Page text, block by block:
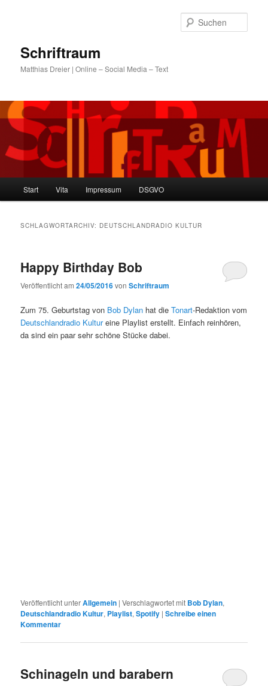
Schriftraum
Matthias Dreier | Online – Social Media – Text
Start Vita Impressum DSGVO
SCHLAGWORTARCHIV: DEUTSCHLANDRADIO KULTUR
Happy Birthday Bob
Veröffentlicht am24/05/2016vonSchriftraum
Zum 75. Geburtstag von Bob Dylan hat dieTonart-Redaktion vom
Deutschlandradio Kultureine Playlist erstellt. Einfach reinhören,
da sind ein paar sehr schöne Stücke dabei.
Veröffentlicht unterAllgemein |Verschlagwortet mit Bob Dylan,
Deutschlandradio Kultur, Playlist,Spotify |Schreibe einen
Kommentar
Schinageln und barabern